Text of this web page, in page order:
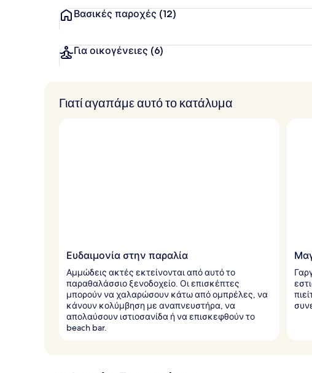
Βασικές παροχές (12)
Για οικογένειες (6)
Γιατί αγαπάμε αυτό το κατάλυμα
Ευδαιμονία στην παραλία
Αμμώδεις ακτές εκτείνονται από αυτό το
παραθαλάσσιο ξενοδοχείο. Οι επισκέπτες
μπορούν να χαλαρώσουν κάτω από ομπρέλες, να
κάνουν κολύμβηση με αναπνευστήρα, να
απολαύσουν ιστιοσανίδα ή να επισκεφθούν το
beach bar.